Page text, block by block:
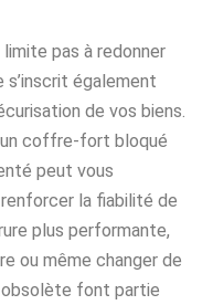
pas à redonner
également
de vos biens.
coffre-fort bloqué
peut vous
la fiabilité de
plus performante,
ou même changer de
font partie